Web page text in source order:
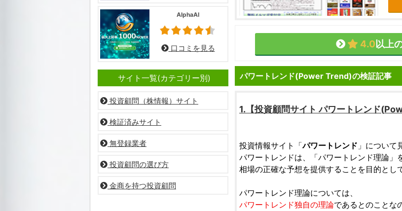
4.0以上
パワートレンド(Power Trend)の検証記事
1.【投資顧問サイト パワートレンド(
投資情報サイト「パワートレンド 」について
パワートレンドは、「パワートレンド理論」
相場の正確な予想を提供することを目的とし
パワートレンド理論については、
パワートレンド独自の理論であるとのことな
AlphaAI
口コミを見る
サイト一覧(カテゴリー別)
投資顧問（株情報）サイト
検証済みサイト
無登録業者
投資顧問の選び方
金商を持つ投資顧問